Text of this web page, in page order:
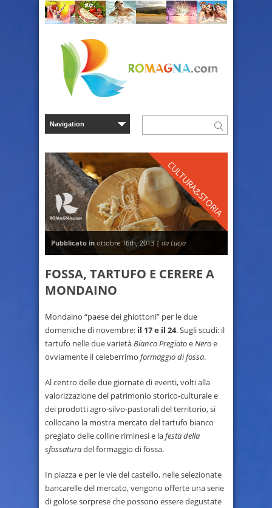
CULTURA&STORIA
Pubblicato in ottobre 16th, 2013 |da Lucia
FOSSA, TARTUFO E CERERE A
MONDAINO
Mondaino “paese dei ghiottoni” per le due
domeniche di novembre: il 17 e il 24. Sugli scudi: il
tartufo nelle due varietàBianco PregiatoeNeroe
ovviamente il celeberrimo formaggio di fossa.
Al centro delle due giornate di eventi, volti alla
valorizzazione del patrimonio storico-culturale e
dei prodotti agro-silvo-pastorali del territorio, si
collocano la mostra mercato del tartufo bianco
pregiato delle colline riminesi e lafesta della
sfossaturadel formaggio di fossa.
In piazza e per le vie del castello, nelle selezionate
bancarelle del mercato, vengono offerte una serie
di golose sorprese che possono essere degustate